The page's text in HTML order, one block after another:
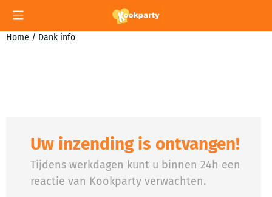
Cookievoorkeuren zijn momenteel gesloten.
Home / Dank info
Uw inzending is ontvangen!​
Tijdens werkdagen kunt u binnen 24h een
reactie van Kookparty verwachten.